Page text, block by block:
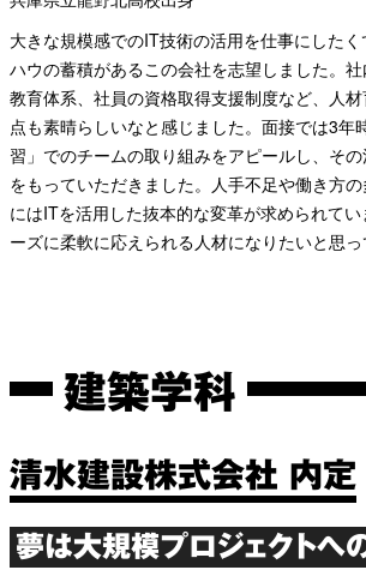
大きな規模感でのIT技術の活用を仕事にした
ハウの蓄積があるこの会社を志望しました。
教育体系、社員の資格取得支援制度など、人
点も素晴らしいなと感じました。面接では3年
習」でのチームの取り組みをアピールし、そ
をもっていただきました。人手不足や働き方
にはITを活用した抜本的な変革が求められて
ーズに柔軟に応えられる人材になりたいと思っ
建築学科
清水建設株式会社 内定
夢は大規模プロジェクトへ